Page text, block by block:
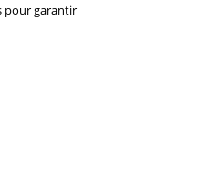
pour garantir